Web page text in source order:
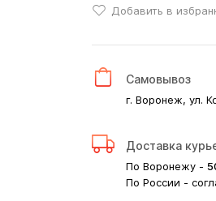
Добавить в
Самовывоз
г. Воронеж, ул.
Доставка
По Воронежу -
По России -